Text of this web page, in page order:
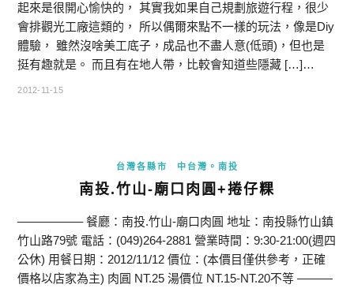
起來是很開心愉快的， 其實我如果自己規劃旅遊行程，很少
會排觀光工廠這類的， 所以偶爾來點不一樣的玩法，像是Diy
體驗， 雖然沒啥美工底子，成品也不盡人意(低頭)，但也是
挺有趣就是。 而且有在地人帶，比較會知道些隱藏 […]…
2012-11-15
台灣各縣市 中台灣。南投
南投.竹山-廟口肉圓+捲仔粿
—————– 餐廳：南投.竹山-廟口肉圓 地址：南投縣竹山鎮
竹山路79號 電話：(049)264-2881 營業時間：9:30-21:00(週四
公休) 用餐日期：2012/11/12 價位：(本價目僅供參考，正確
價格以店家為主) 肉圓 NT.25 湯價位 NT.15-NT.20不等 ———